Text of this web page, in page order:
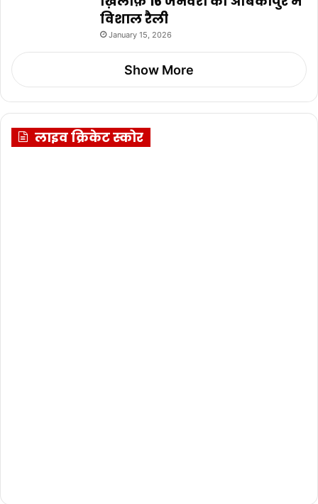
विशाल रैली
January 15, 2026
Show More
लाइव क्रिकेट स्कोर